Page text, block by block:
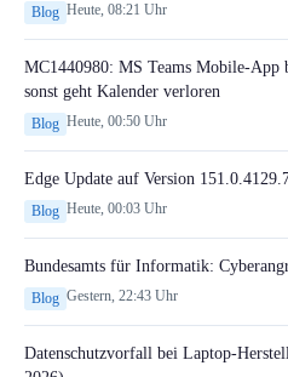
Blog Heute, 08:21 Uhr
MC1440980: MS Teams Mobile-App
sonst geht Kalender verloren
Blog Heute, 00:50 Uhr
Edge Update auf Version
Blog Heute, 00:03 Uhr
Bundesamts für Informatik:
Blog Gestern, 22:43 Uhr
Datenschutzvorfall bei Laptop-